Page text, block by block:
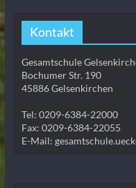
Kontakt
Gesamtschule
Bochumer Str. 190
45886 Gelsenkirchen
Tel: 0209-6384-22000
Fax: 0209-6384-22055
E-Mail: